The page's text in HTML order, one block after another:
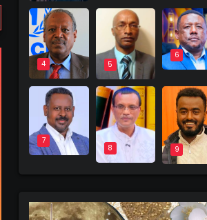
4 5
6
7
8 9